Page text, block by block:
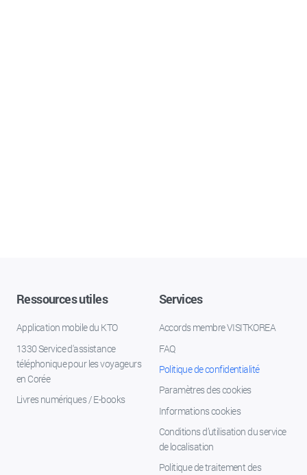
Ressources utiles
Application mobile du KTO
1330 Service d'assistance
téléphonique pour les voyageurs
en Corée
Livres numériques / E-books
Services
Accords membre VISITKOREA
FAQ
Politique de confidentialité
Paramètres des cookies
Informations cookies
Conditions d’utilisation du service
de localisation
Politique de traitement des